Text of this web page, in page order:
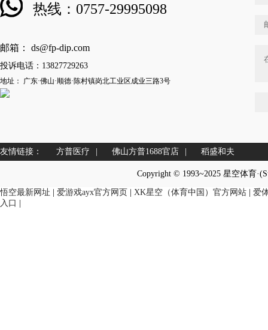
热线：0757-29995098
邮箱： ds@fp-dip.com
投诉电话：13827729263
地址： 广东·佛山·顺德·陈村镇岗北工业区成业三路3号
友情链接： 方普医疗 | 佛山方普1688官店 | 稻盛和夫
Copyright © 1993~2025 星空体育
悟空最新网址 | 爱游戏ayx官方网页 | XK星空（体育中国）官方网站 | 爱
入口 |